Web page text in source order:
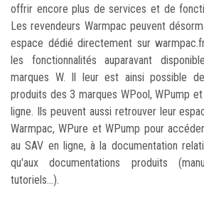
offrir encore plus de services et de
Les revendeurs Warmpac peuvent
espace dédié directement sur
les fonctionnalités auparavant
marques W. Il leur est ainsi possible
produits des 3 marques WPool, WPump
ligne. Ils peuvent aussi retrouver leur
Warmpac, WPure et WPump pour
au SAV en ligne, à la documentation
qu'aux documentations produits
tutoriels...).